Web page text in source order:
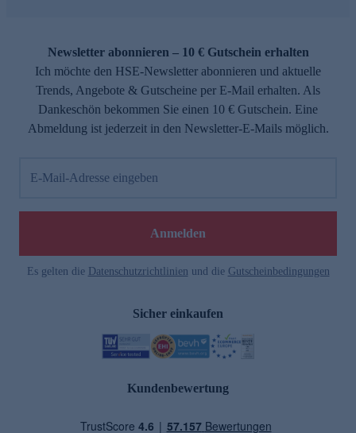
Newsletter abonnieren – 10 € Gutschein erhalten
Ich möchte den HSE-Newsletter abonnieren und aktuelle
Trends, Angebote & Gutscheine per E-Mail erhalten. Als
Dankeschön bekommen Sie einen 10 € Gutschein. Eine
Abmeldung ist jederzeit in den Newsletter-E-Mails möglich.
E-Mail-Adresse eingeben
Anmelden
Es gelten die Datenschutzrichtlinien und die Gutscheinbedingungen
Sicher einkaufen
Kundenbewertung